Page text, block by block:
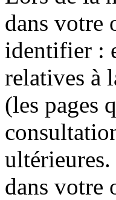
dans votre
identifier :
relatives à
(les pages
dans votre